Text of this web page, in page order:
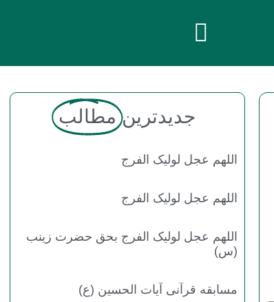
جدیدترین مطالب
اللهم عجل لولیک الفرج
اللهم عجل لولیک الفرج
اللهم عجل لولیک الفرج بحق حضرت زینب
(س)
مسابقه قرآنی آیات الحسین (ع)